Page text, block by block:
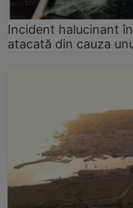
Incident halucinant
atacată din cauza